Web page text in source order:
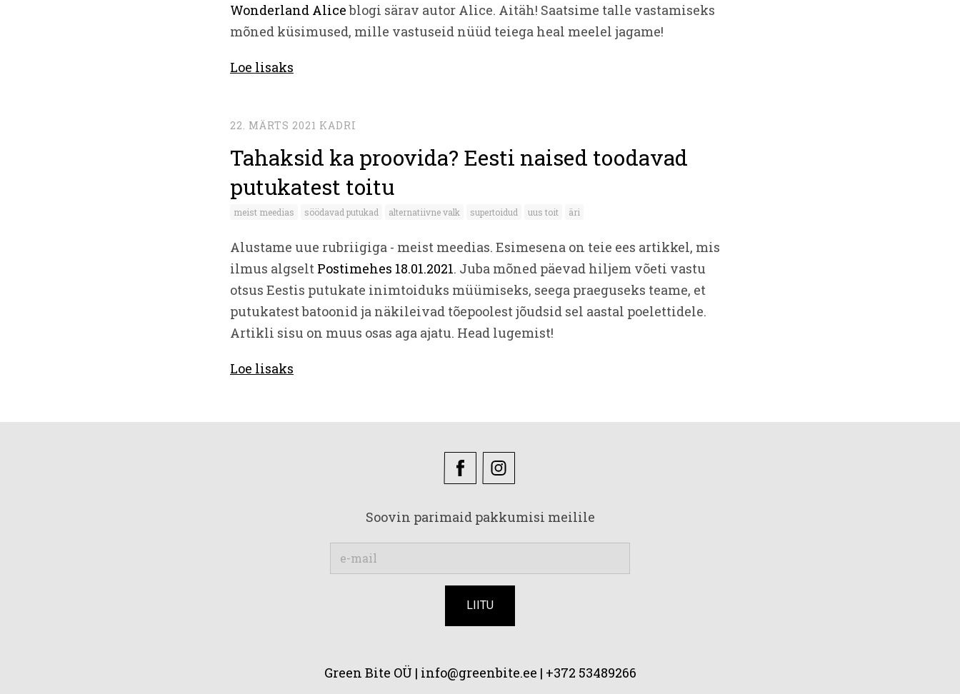
Wonderland Aliceblogi särav autor Alice. Aitäh! Saatsime talle vastamiseks
mõned küsimused, mille vastuseid nüüd teiega heal meelel jagame!
Loe lisaks
22. MÄRTS 2021 KADRI
Tahaksid ka proovida? Eesti naised toodavad
putukatest toitu
meist meedias söödavad putukad alternatiivne valk supertoidud uus toit äri
Alustame uue rubriigiga - meist meedias. Esimesena on teie ees artikkel, mis
ilmus algselt Postimehes 18.01.2021. Juba mõned päevad hiljem võeti vastu
otsus Eestis putukate inimtoiduks müümiseks, seega praeguseks teame, et
putukatest batoonid ja näkileivad tõepoolest jõudsid sel aastal poelettidele.
Artikli sisu on muus osas aga ajatu. Head lugemist!
Loe lisaks
Soovin parimaid pakkumisi meilile
Green Bite OÜ | info@greenbite.ee | +372 53489266